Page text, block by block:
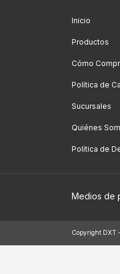
Inicio
Productos
Cómo
Política de
Sucursales
Quiénes
Política de
Medios de
Copyright DXT